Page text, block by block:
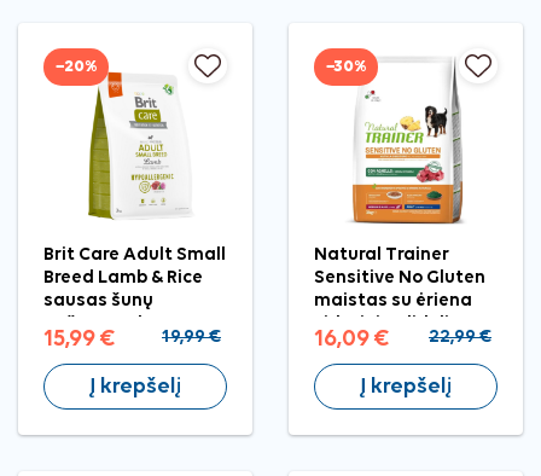
−20%
Brit Care Adult Small
Breed Lamb & Rice
sausas šunų
15,99 € 19,99 €
Į krepšelį
−30%
Natural Trainer
Sensitive No Gluten
maistas su ėriena
veislių šunims, 3 kg
16,09 € 22,99 €
Į krepšelį